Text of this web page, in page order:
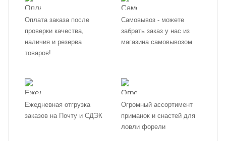
Оплата заказа после
проверки качества,
наличия и резерва
товаров!
Самовывоз - можете
забрать заказ у нас из
магазина самовывозом
Ежедневная отгрузка
заказов на Почту и СДЭК
Огромный ассортимент
приманок и снастей для
ловли форели